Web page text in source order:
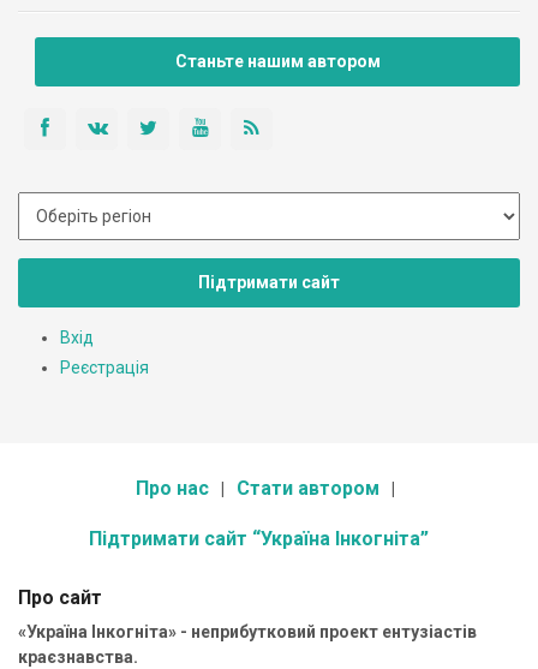
Станьте нашим автором
Підтримати сайт
Вхід
Реєстрація
Про нас Стати автором
Підтримати сайт “Україна Інкогніта”
Про сайт
«Україна Інкогніта» - неприбутковий проект ентузіастів
краєзнавства.